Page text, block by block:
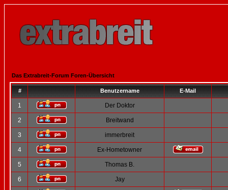
Das Extrabreit-Forum Foren-Übersicht
# Benutzername E-Mail
1 Der Doktor
2 Breitwand
3 immerbreit
4 Ex-Hometowner
5 Thomas B.
6 Jay